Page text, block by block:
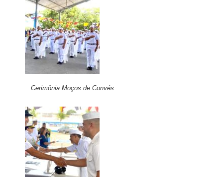
Cerimônia Moços de Convés